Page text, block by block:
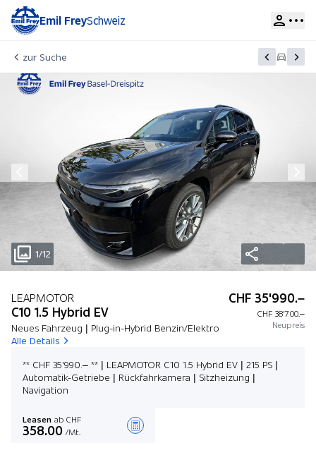
Emil FreySchweiz
zur Suche
1/12
LEAPMOTOR
C10 1.5 Hybrid EV
Neues Fahrzeug | Plug-in-Hybrid Benzin/Elektro
Alle Details
CHF 35'990.–
CHF 38'700.–
Neupreis
** CHF 35'990.– ** | LEAPMOTOR C10 1.5 Hybrid EV | 215 PS |
Automatik-Getriebe | Rückfahrkamera | Sitzheizung |
Navigation
Leasen ab CHF
358.00 /Mt.